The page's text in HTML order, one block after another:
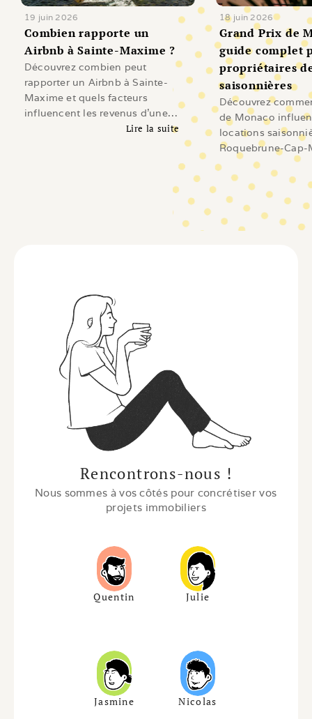
19 juin 2026
Combien rapporte un
Airbnb à Sainte-Maxime ?
Découvrez combien peut
rapporter un Airbnb à Sainte-
Maxime et quels facteurs
influencent les revenus d'une
location saisonnière sur le Golfe
Lire la suite
18 juin 2026
Grand Prix de
guide complet
propriétaires
saisonnières
Découvrez
de Monaco
locations
Roquebrune-Cap-
Beausoleil, Cap-
Revenus,
investissement et
les propriétaires.
Rencontrons-nous !
Nous sommes à vos côtés pour concrétiser vos
projets immobiliers
Quentin Julie
Jasmine Nicolas